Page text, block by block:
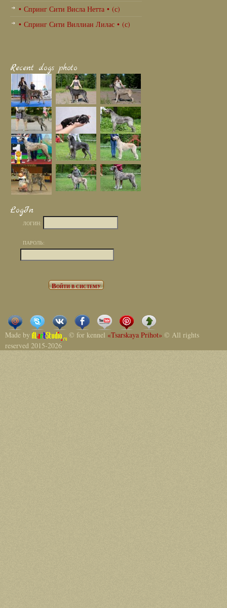
• Спринг Сити Висла Нетта • (с)
• Спринг Сити Виллиан Лилас • (с)
Recent dogs photo
LogIn
ЛОГИН:
ПАРОЛЬ:
Made by © for kennel «Tsarskaya Prihot» © All rights
reserved 2015-2026